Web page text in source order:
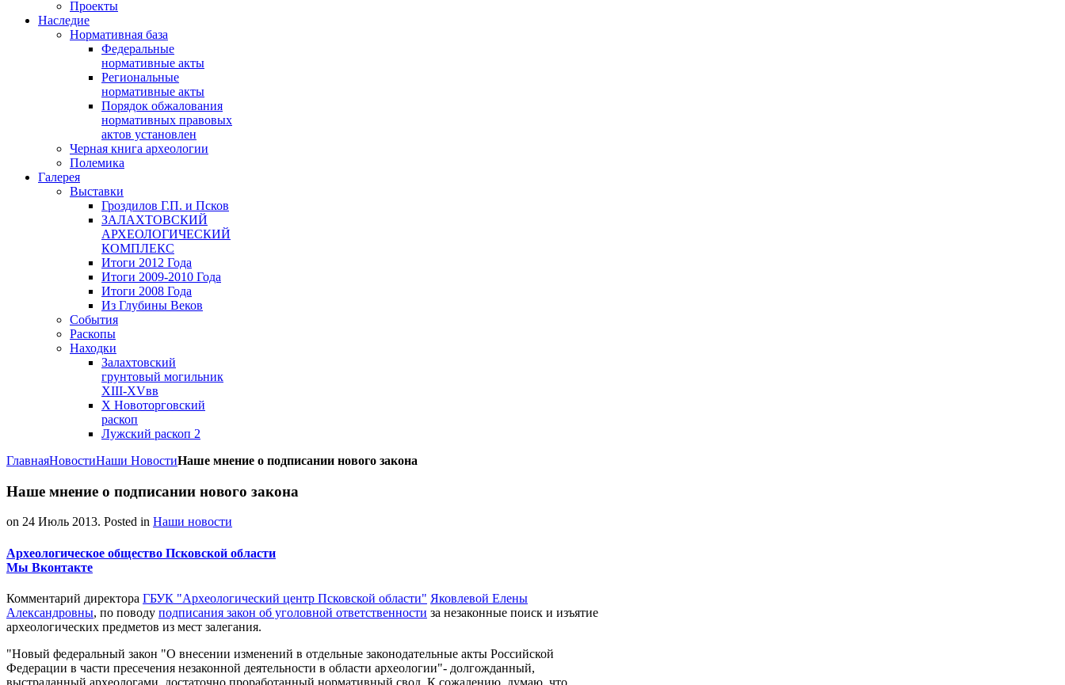
Проекты
Наследие
Нормативная база
Федеральные
нормативные акты
Региональные
нормативные акты
Порядок обжалования
нормативных правовых
актов установлен
Черная книга археологии
Полемика
Галерея
Выставки
Гроздилов Г.П. и Псков
ЗАЛАХТОВСКИЙ
АРХЕОЛОГИЧЕСКИЙ
КОМПЛЕКС
Итоги 2012 Года
Итоги 2009-2010 Года
Итоги 2008 Года
Из Глубины Веков
События
Раскопы
Находки
Залахтовский
грунтовый могильник
XIII-XVвв
X Новоторговский
раскоп
Лужский раскоп 2
ГлавнаяНовостиНаши НовостиНаше мнение о подписании нового закона
Наше мнение о подписании нового закона
on 24 Июль 2013. Posted in Наши новости
Археологическое общество Псковской области
Мы Вконтакте
Комментарий директора ГБУК "Археологический центр Псковской области" Яковлевой Елены
Александровны, по поводу подписания закон об уголовной ответственности за незаконные поиск и изъятие
археологических предметов из мест залегания.
Новый федеральный закон "О внесении изменений в отдельные законодательные акты Российской
Федерации в части пресечения незаконной деятельности в области археологии"- долгожданный,
выстраданный археологами, достаточно проработанный нормативный свод. К сожалению, думаю, что